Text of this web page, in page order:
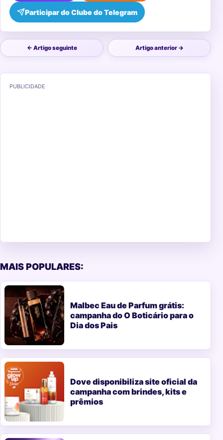
Participar do Clube do Telegram
← Artigo seguinte Artigo anterior →
PUBLICIDADE
MAIS POPULARES:
Malbec Eau de Parfum grátis:
campanha do O Boticário para o
Dia dos Pais
Dove disponibiliza site oficial da
campanha com brindes, kits e
prêmios